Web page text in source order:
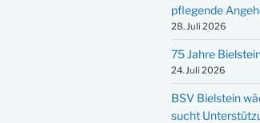
pflegende
28. Juli 2026
75 Jahre
24. Juli 2026
BSV Bielstein
sucht